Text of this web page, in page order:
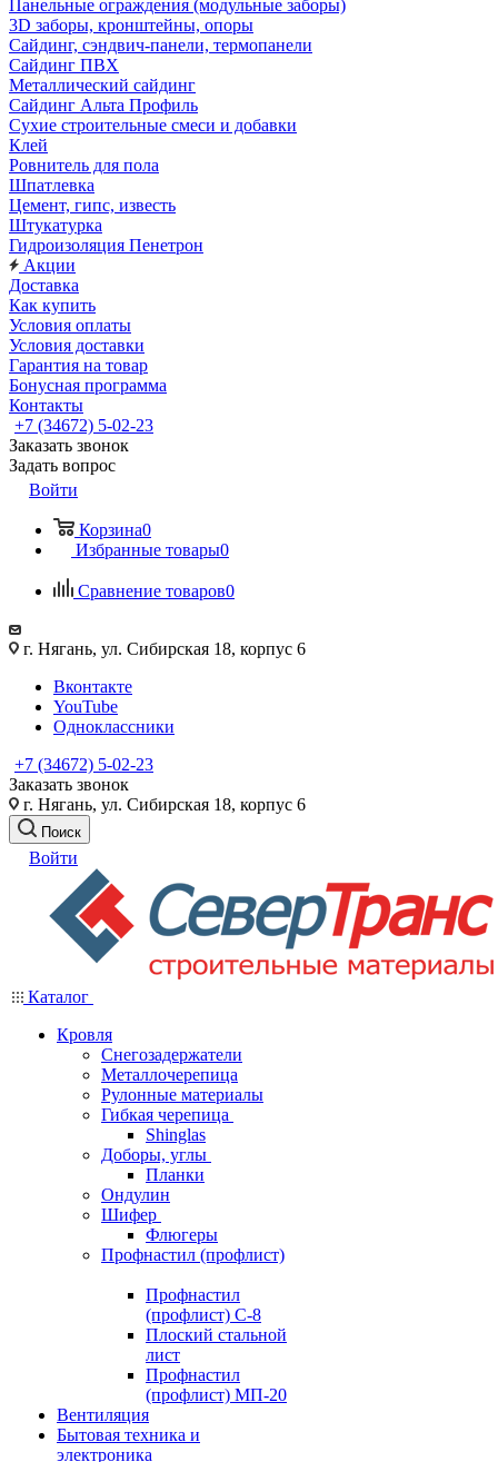
Панельные ограждения (модульные заборы)
3D заборы, кронштейны, опоры
Cайдинг, сэндвич-панели, термопанели
Сайдинг ПВХ
Металлический сайдинг
Сайдинг Альта Профиль
Сухие строительные смеси и добавки
Клей
Ровнитель для пола
Шпатлевка
Цемент, гипс, известь
Штукатурка
Гидроизоляция Пенетрон
Акции
Доставка
Как купить
Условия оплаты
Условия доставки
Гарантия на товар
Бонусная программа
Контакты
+7 (34672) 5-02-23
Заказать звонок
Задать вопрос
Войти
Корзина0
Избранные товары0
Сравнение товаров0
г. Нягань, ул. Сибирская 18, корпус 6
Вконтакте
YouTube
Одноклассники
+7 (34672) 5-02-23
Заказать звонок
г. Нягань, ул. Сибирская 18, корпус 6
Поиск
Войти
Каталог
Кровля
Снегозадержатели
Металлочерепица
Рулонные материалы
Гибкая черепица
Shinglas
Доборы, углы
Планки
Ондулин
Шифер
Флюгеры
Профнастил (профлист)
Профнастил
(профлист) С-8
Плоский стальной
лист
Профнастил
(профлист) МП-20
Вентиляция
Бытовая техника и
электроника